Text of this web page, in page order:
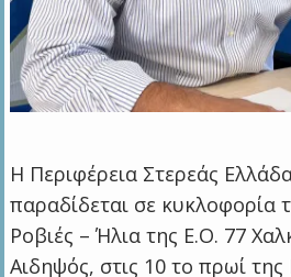
Η Περιφέρεια Στερεάς
παραδίδεται σε κυκλοφορία
Ροβιές – Ήλια της Ε.Ο. 77
Αιδηψός, στις 10 το πρωί